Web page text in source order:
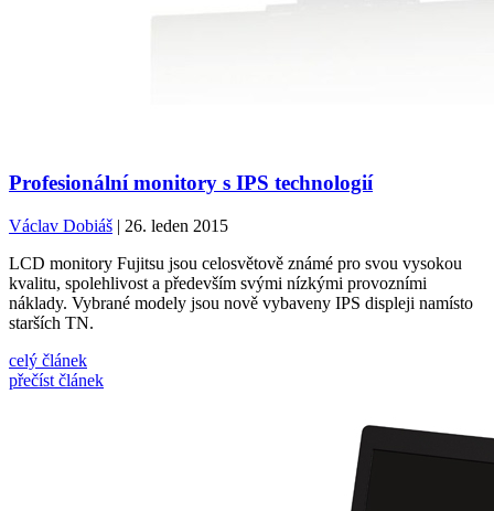
Profesionální monitory s IPS technologií
Václav Dobiáš | 26. leden 2015
LCD monitory Fujitsu jsou celosvětově známé pro svou vysokou
kvalitu, spolehlivost a především svými nízkými provozními
náklady. Vybrané modely jsou nově vybaveny IPS displeji namísto
starších TN.
celý článek
přečíst článek